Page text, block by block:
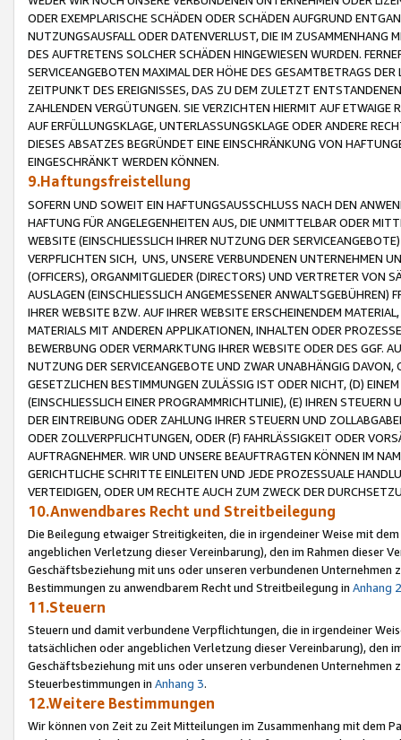
ODER EXEMPLARISCHE SCHÄDEN ODER SCHÄDEN AUFGRUND
NUTZUNGSAUSFALL ODER DATENVERLUST, DIE IM ZUSAMMENHANG
DES AUFTRETENS SOLCHER SCHÄDEN HINGEWIESEN WURDEN.
SERVICEANGEBOTEN MAXIMAL DER HÖHE DES GESAMTBETRAGS
ZEITPUNKT DES EREIGNISSES, DAS ZU DEM ZULETZT
ZAHLENDEN VERGÜTUNGEN. SIE VERZICHTEN HIERMIT AUF
AUF ERFÜLLUNGSKLAGE, UNTERLASSUNGSKLAGE ODER ANDERE
DIESES ABSATZES BEGRÜNDET EINE EINSCHRÄNKUNG VON
EINGESCHRÄNKT WERDEN KÖNNEN.
9.Haftungsfreistellung
SOFERN UND SOWEIT EIN HAFTUNGSAUSSCHLUSS NACH DEN
HAFTUNG FÜR ANGELEGENHEITEN AUS, DIE UNMITTELBAR ODER
WEBSITE (EINSCHLIESSLICH IHRER NUTZUNG DER
VERPFLICHTEN SICH, UNS, UNSERE VERBUNDENEN UNTERNEHMEN
(OFFICERS), ORGANMITGLIEDER (DIRECTORS) UND VERTRETER VON
AUSLAGEN (EINSCHLIESSLICH ANGEMESSENER
IHRER WEBSITE BZW. AUF IHRER WEBSITE ERSCHEINENDEM
MATERIALS MIT ANDEREN APPLIKATIONEN, INHALTEN ODER
BEWERBUNG ODER VERMARKTUNG IHRER WEBSITE ODER DES GGF.
NUTZUNG DER SERVICEANGEBOTE UND ZWAR UNABHÄNGIG
GESETZLICHEN BESTIMMUNGEN ZULÄSSIG IST ODER NICHT, (D)
(EINSCHLIESSLICH EINER PROGRAMMRICHTLINIE), (E) IHREN
DER EINTREIBUNG ODER ZAHLUNG IHRER STEUERN UND
ODER ZOLLVERPFLICHTUNGEN, ODER (F) FAHRLÄSSIGKEIT ODER
AUFTRAGNEHMER. WIR UND UNSERE BEAUFTRAGTEN KÖNNEN IM
GERICHTLICHE SCHRITTE EINLEITEN UND JEDE PROZESSUALE
VERTEIDIGEN, ODER UM RECHTE AUCH ZUM ZWECK DER
10.Anwendbares Recht und Streitbeilegung
Die Beilegung etwaiger Streitigkeiten, die in irgendeiner Weise mit
angeblichen Verletzung dieser Vereinbarung), den im Rahmen dieser
Geschäftsbeziehung mit uns oder unseren verbundenen
Bestimmungen zu anwendbarem Recht und Streitbeilegung in Anhang 2
11.Steuern
Steuern und damit verbundene Verpflichtungen, die in irgendeiner
tatsächlichen oder angeblichen Verletzung dieser Vereinbarung), den
Geschäftsbeziehung mit uns oder unseren verbundenen
Steuerbestimmungen in Anhang 3.
12.Weitere Bestimmungen
Wir können von Zeit zu Zeit Mitteilungen im Zusammenhang mit dem